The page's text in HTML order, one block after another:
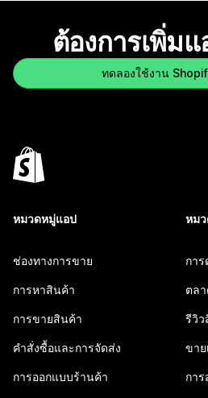
ต้องการเพิ่ม
ทดลองใช้งาน
หมวดหมู่แอป
ช่องทางการขาย
การหาสินค้า
การขายสินค้า
คำสั่งซื้อและการจัดส่ง
การออกแบบร้านค้า
หม
กา
ตล
รีวิ
ขา
กา